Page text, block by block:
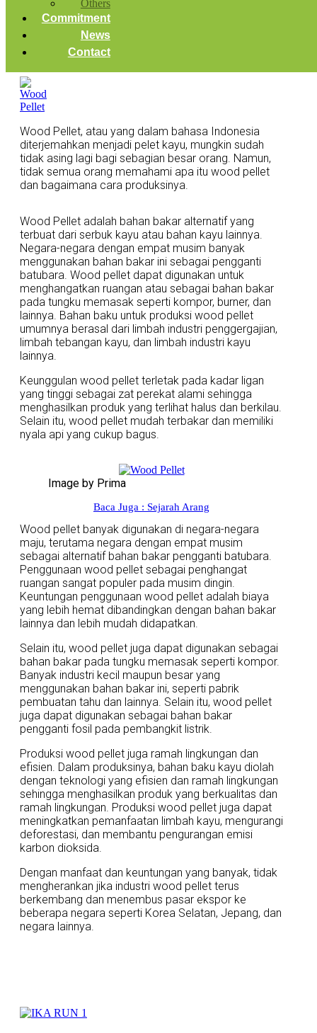
Others
Commitment
News
Contact
Wood Pellet, atau yang dalam bahasa Indonesia
diterjemahkan menjadi pelet kayu, mungkin sudah
tidak asing lagi bagi sebagian besar orang. Namun,
tidak semua orang memahami apa itu wood pellet
dan bagaimana cara produksinya.
Wood Pellet adalah bahan bakar alternatif yang
terbuat dari serbuk kayu atau bahan kayu lainnya.
Negara-negara dengan empat musim banyak
menggunakan bahan bakar ini sebagai pengganti
batubara. Wood pellet dapat digunakan untuk
menghangatkan ruangan atau sebagai bahan bakar
pada tungku memasak seperti kompor, burner, dan
lainnya. Bahan baku untuk produksi wood pellet
umumnya berasal dari limbah industri penggergajian,
limbah tebangan kayu, dan limbah industri kayu
lainnya.
Keunggulan wood pellet terletak pada kadar ligan
yang tinggi sebagai zat perekat alami sehingga
menghasilkan produk yang terlihat halus dan berkilau.
Selain itu, wood pellet mudah terbakar dan memiliki
nyala api yang cukup bagus.
Image by Prima
Baca Juga : Sejarah Arang
Wood pellet banyak digunakan di negara-negara
maju, terutama negara dengan empat musim
sebagai alternatif bahan bakar pengganti batubara.
Penggunaan wood pellet sebagai penghangat
ruangan sangat populer pada musim dingin.
Keuntungan penggunaan wood pellet adalah biaya
yang lebih hemat dibandingkan dengan bahan bakar
lainnya dan lebih mudah didapatkan.
Selain itu, wood pellet juga dapat digunakan sebagai
bahan bakar pada tungku memasak seperti kompor.
Banyak industri kecil maupun besar yang
menggunakan bahan bakar ini, seperti pabrik
pembuatan tahu dan lainnya. Selain itu, wood pellet
juga dapat digunakan sebagai bahan bakar
pengganti fosil pada pembangkit listrik.
Produksi wood pellet juga ramah lingkungan dan
efisien. Dalam produksinya, bahan baku kayu diolah
dengan teknologi yang efisien dan ramah lingkungan
sehingga menghasilkan produk yang berkualitas dan
ramah lingkungan. Produksi wood pellet juga dapat
meningkatkan pemanfaatan limbah kayu, mengurangi
deforestasi, dan membantu pengurangan emisi
karbon dioksida.
Dengan manfaat dan keuntungan yang banyak, tidak
mengherankan jika industri wood pellet terus
berkembang dan menembus pasar ekspor ke
beberapa negara seperti Korea Selatan, Jepang, dan
negara lainnya.